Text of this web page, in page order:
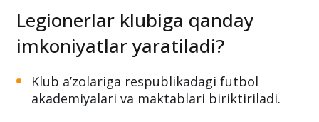
Legionerlar klubiga qanday
imkoniyatlar yaratiladi?
Klub a’zolariga respublikadagi futbol
akademiyalari va maktablari biriktiriladi.